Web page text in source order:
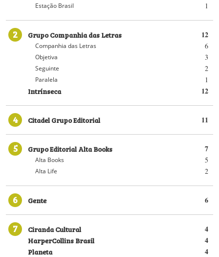
1
Estação Brasil
2 12
Grupo Companhia das Letras
6
Companhia das Letras
3
Objetiva
2
Seguinte
1
Paralela
12
Intrínseca
4 11
Citadel Grupo Editorial
5 7
Grupo Editorial Alta Books
5
Alta Books
2
Alta Life
6 6
Gente
7 4
Ciranda Cultural
4
HarperCollins Brasil
4
Planeta